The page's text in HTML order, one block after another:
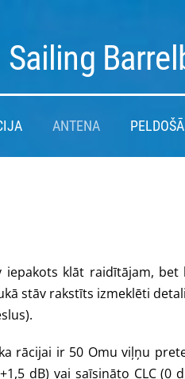
Sailing
ANTENA
klāt raidītājam,
stāv rakstīts izmeklēti
rācijai ir 50 Omu viļņu
dB) vai saīsināto CLC